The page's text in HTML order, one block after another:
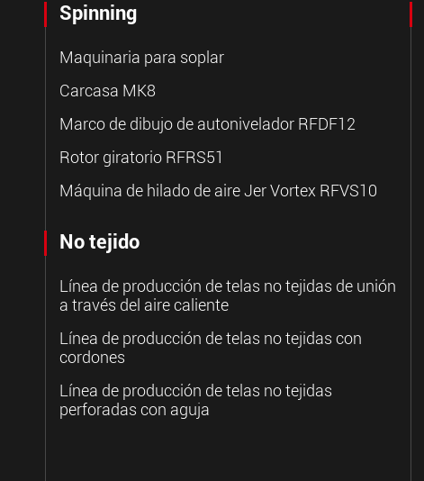
Spinning
Maquinaria para soplar
Carcasa MK8
Marco de dibujo de autonivelador RFDF12
Rotor giratorio RFRS51
Máquina de hilado de aire Jer Vortex RFVS10
No tejido
Línea de producción de telas no tejidas de unión
a través del aire caliente
Línea de producción de telas no tejidas con
cordones
Línea de producción de telas no tejidas
perforadas con aguja